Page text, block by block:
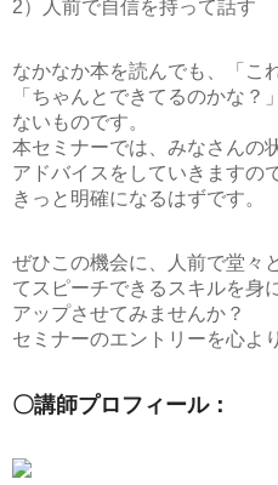
2）人前で自信を持って話す
なかなか本を読んでも、「こ
「ちゃんとできてるのかな？
ないものです。
本セミナーでは、みなさんの
アドバイスをしていきますの
きっと明確になるはずです。
ぜひこの機会に、人前で堂々
てスピーチできるスキルを身
アップさせてみませんか？
セミナーのエントリーを心よ
〇講師プロフィール：